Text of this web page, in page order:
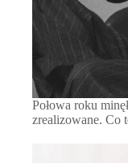
Połowa roku
zrealizowane. Co